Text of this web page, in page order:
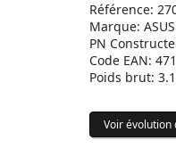
Référence:
Marque: ASUS
PN
Code EAN:
Poids brut:
Voir évolution